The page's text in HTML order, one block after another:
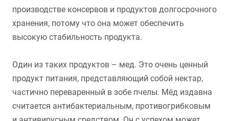
производстве консервов и продуктов долгосрочного
хранения, потому что она может обеспечить
высокую стабильность продукта.
Один из таких продуктов – мед. Это очень ценный
продукт питания, представляющий собой нектар,
частично переваренный в зобе пчелы. Мёд издавна
считается антибактериальным, противогрибковым